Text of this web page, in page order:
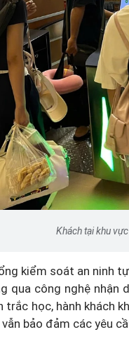
Khách tại khu
kiểm soát an ninh
qua công nghệ
trắc học, hành khách
bảo đảm các yêu